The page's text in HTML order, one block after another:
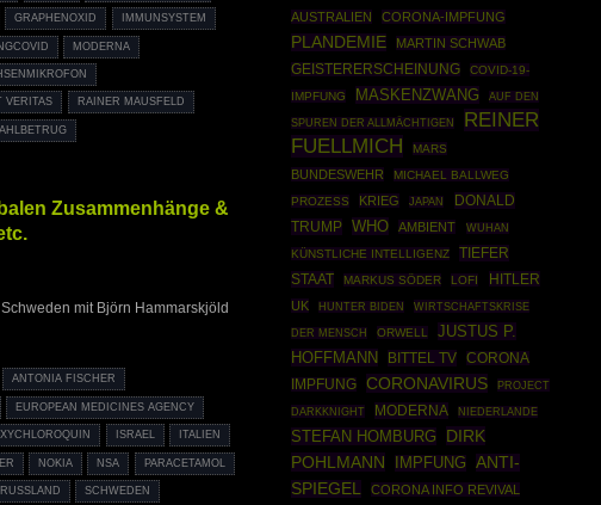
GRAPHENOXID IMMUNSYSTEM
MODERNA
VERITAS RAINER MAUSFELD
Zusammenhänge &
mit Björn Hammarskjöld
ANTONIA FISCHER
EUROPEAN MEDICINES AGENCY
ISRAEL ITALIEN
NOKIA NSA PARACETAMOL
RUSSLAND SCHWEDEN
AUSTRALIEN CORONA-IMPFUNG
PLANDEMIE
MARTIN SCHWAB
GEISTERERSCHEINUNG
COVID-19-
IMPFUNG
MASKENZWANG AUF DEN
SPUREN DER ALLMÄCHTIGEN
REINER
FUELLMICH
MARS
BUNDESWEHR
MICHAEL BALLWEG
PROZESS
KRIEG JAPAN
DONALD
TRUMP WHO AMBIENT WUHAN
KÜNSTLICHE INTELLIGENZ
TIEFER
STAAT
MARKUS SÖDER LOFI HITLER
UK HUNTER BIDEN WIRTSCHAFTSKRISE
DER MENSCH ORWELL
JUSTUS P.
HOFFMANN
BITTEL TV
CORONA
IMPFUNG
CORONAVIRUS
PROJECT
DARKKNIGHT
MODERNA NIEDERLANDE
STEFAN HOMBURG
DIRK
POHLMANN
IMPFUNG
ANTI-
SPIEGEL
CORONA INFO REVIVAL